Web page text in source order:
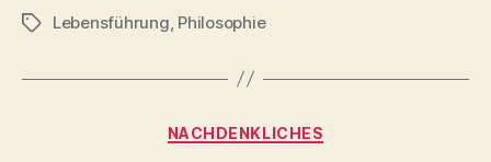
Schlagwörter
Lebensführung Philosophie
Kategorien
NACHDENKLICHES